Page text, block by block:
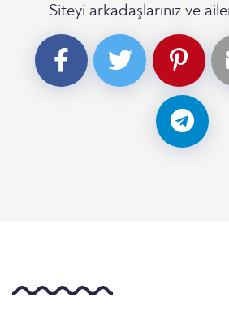
Siteyi arkadaşlarınız ve